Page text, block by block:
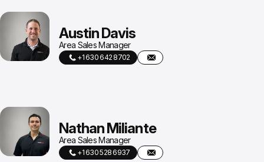
Austin Davis
Area Sales Manager
+1 630 642 8702
Nathan Miliante
Area Sales Manager
+1 630 528 6937